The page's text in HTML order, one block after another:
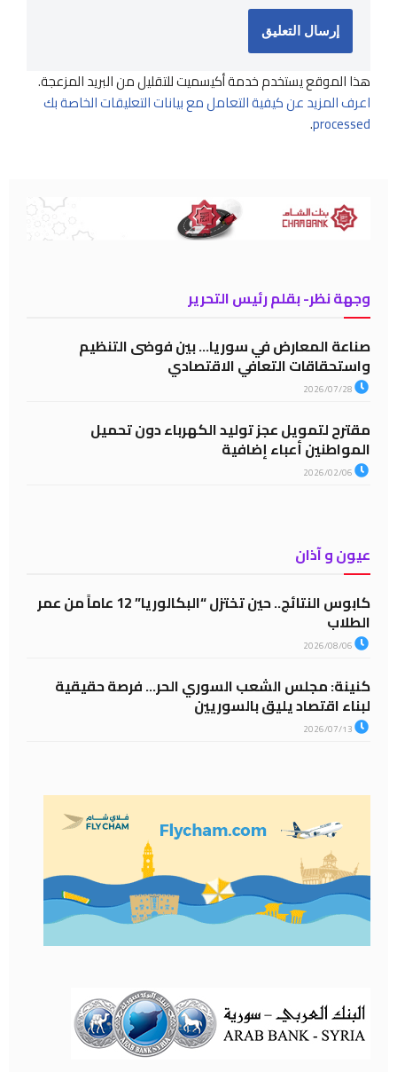
هذا الموقع يستخدم خدمة أكيسميت للتقليل من البريد المزعجة.
اعرف المزيد عن كيفية التعامل مع بيانات التعليقات الخاصة بك
processed
.
وجهة نظر- بقلم رئيس التحرير
صناعة المعارض في سوريا… بين فوضى التنظيم
واستحقاقات التعافي الاقتصادي
مقترح لتمويل عجز توليد الكهرباء دون تحميل
المواطنين أعباء إضافية
عيون و آذان
كابوس النتائج.. حين تختزل “البكالوريا” 12 عاماً من عمر
الطلاب
كنينة: مجلس الشعب السوري الحر… فرصة حقيقية
لبناء اقتصاد يليق بالسوريين